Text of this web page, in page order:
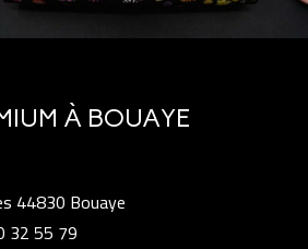
À BOUAYE
44830 Bouaye
32 55 79